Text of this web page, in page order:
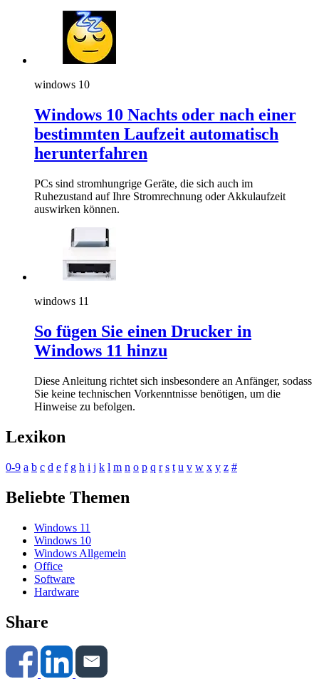
windows 10
Windows 10 Nachts oder nach einer
bestimmten Laufzeit automatisch
herunterfahren
PCs sind stromhungrige Geräte, die sich auch im
Ruhezustand auf Ihre Stromrechnung oder Akkulaufzeit
auswirken können.
windows 11
So fügen Sie einen Drucker in
Windows 11 hinzu
Diese Anleitung richtet sich insbesondere an Anfänger, sodass
Sie keine technischen Vorkenntnisse benötigen, um die
Hinweise zu befolgen.
Lexikon
0-9 a b c d e f g h i j k l m n o p q r s t u v w x y z #
Beliebte Themen
Windows 11
Windows 10
Windows Allgemein
Office
Software
Hardware
Share